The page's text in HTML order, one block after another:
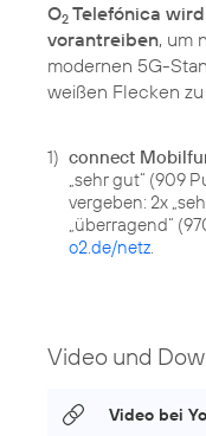
O2 Telefónica
vorantreiben, um
modernen 5G-
weißen Flecken
1) connect
„sehr gut“ (909
vergeben: 2x
„überragend“
o2.de/netz.
Video und
Video bei